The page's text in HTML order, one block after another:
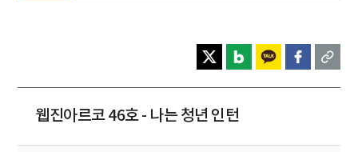
웹진아르코 46호 - 나는 청년 인턴